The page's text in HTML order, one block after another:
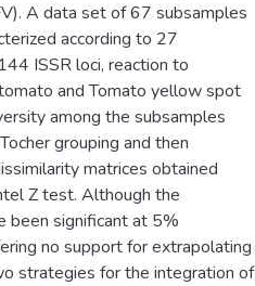
A data set of 67 subsamples
according to 27
ISSR loci, reaction to
and Tomato yellow spot
among the subsamples
grouping and then
matrices obtained
Z test. Although the
been significant at 5%
no support for extrapolating
strategies for the integration of